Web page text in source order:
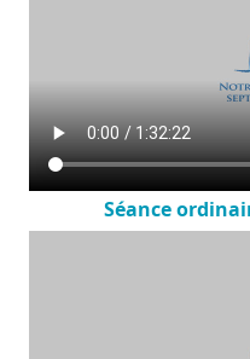
Séance